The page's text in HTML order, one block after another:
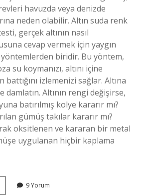
havuzda veya denizde
neden olabilir. Altın suda renk
gerçek altının nasıl
cevap vermek için yaygın
biridir. Bu yöntem,
su koymanızı, altını içine
battığını izlemenizi sağlar. Altına
damlatın. Altının rengi değişirse,
batırılmış kolye kararır mı?
gümüş takılar kararır mı?
oksitlenen ve kararan bir metal
uygulanan hiçbir kaplama
9 Yorum